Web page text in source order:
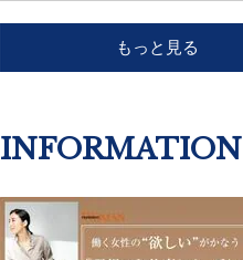
もっと見る
INFORMATION